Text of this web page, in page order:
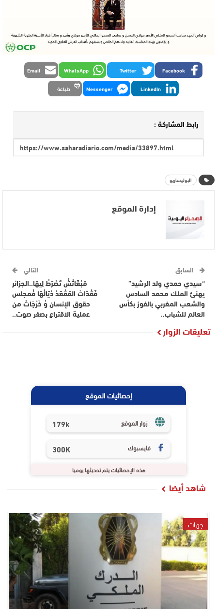
Facebook
Twitter
WhatsApp
Email
LinkedIn
Messenger طباعة
رابط المشاركة :
البوليساريو
إدارة الموقع
السابق
“سيدي حمدي ولد الرشيد”
يهنئ الملك محمد السادس
والشعب المغربي بالفوز بكأس
العالم للشباب..
التالي
مَبْغَاتْشْ تَّصْرَطْ لِيهَا..الجزائر
فَقْدَاتْ المَقْعَدْ دْيَالْهَا فْمجلس
حقوق الإنسان وُ خَرْجَاتْ من
عملية الاقتراع بصفر صوت..
تعليقات الزوار
إحصائيات الموقع
زوار الموقع 179k
فايسبوك 300K
هذه الإحصائيات يتم تحديثها يوميا
شاهد أيضا
جهات